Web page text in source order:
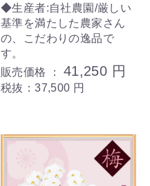
◆生産者:自社農園/厳しい
基準を満たした農家さん
の、こだわりの逸品で
す。
販売価格 ： 41,250 円
税抜：37,500 円